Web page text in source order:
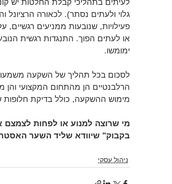
לעיתים בתהליכי קבלת החלטות יש
גלוי ולעתים נסתר). לכאורה הרציונל
פעילויות, שנובעות ממניעים רגשיים,
או לעתים הפוך. התנגדות רגשית
ימומשו.
לסכום בכל תהליך של השקעה
הרלבנטיים הן מהתחום המקצועי
מימוש ההשקעה, כולל בדיקת חלופות
מי שרוצה למנוע או לפחות לצמצם
בקבוק" שיוודא שליד השער
ניהול עסקי